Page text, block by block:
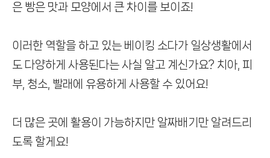
은 빵은 맛과 모양에서 큰 차이를 보이죠!
이러한 역할을 하고 있는 베이킹 소다가 일상생활에서
도 다양하게 사용된다는 사실 알고 계신가요? 치아, 피
부, 청소, 빨래에 유용하게 사용할 수 있어요!
더 많은 곳에 활용이 가능하지만 알짜배기만 알려드리
도록 할게요!